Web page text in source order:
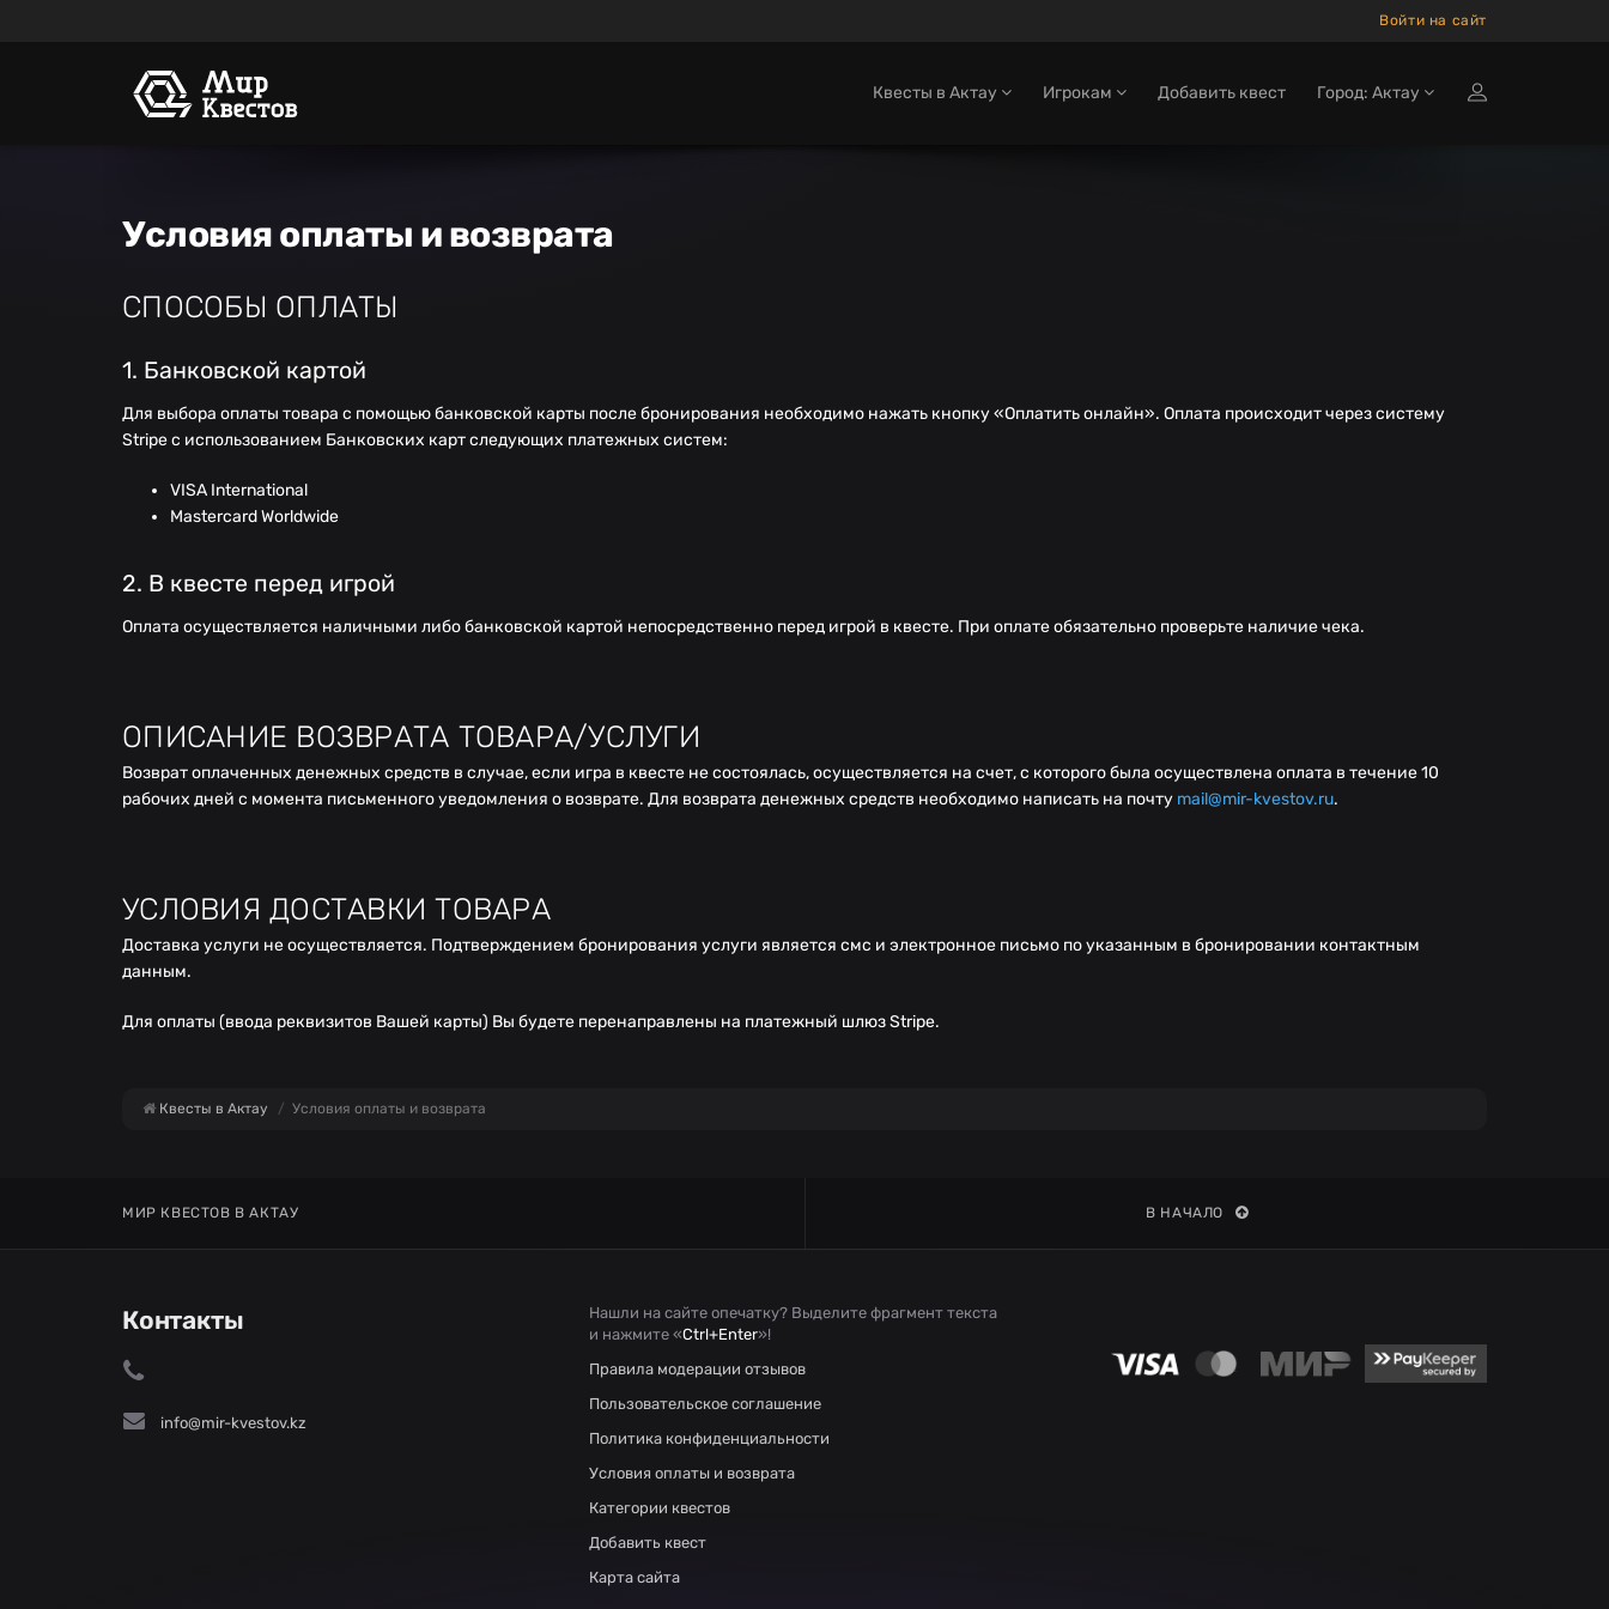
Войти на сайт
Квесты в Актау Игрокам Добавить квест Город: Актау
Условия оплаты и возврата
СПОСОБЫ ОПЛАТЫ
1. Банковской картой
Для выбора оплаты товара с помощью банковской карты после бронирования необходимо нажать кнопку «Оплатить онлайн». Оплата происходит через систему
Stripe с использованием Банковских карт следующих платежных систем:
VISA International
Mastercard Worldwide
2. В квесте перед игрой
Оплата осуществляется наличными либо банковской картой непосредственно перед игрой в квесте. При оплате обязательно проверьте наличие чека.
ОПИСАНИЕ ВОЗВРАТА ТОВАРА/УСЛУГИ
Возврат оплаченных денежных средств в случае, если игра в квесте не состоялась, осуществляется на счет, с которого была осуществлена оплата в течение 10
рабочих дней с момента письменного уведомления о возврате. Для возврата денежных средств необходимо написать на почту mail@mir-kvestov.ru.
УСЛОВИЯ ДОСТАВКИ ТОВАРА
Доставка услуги не осуществляется. Подтверждением бронирования услуги является смс и электронное письмо по указанным в бронировании контактным
данным.
Для оплаты (ввода реквизитов Вашей карты) Вы будете перенаправлены на платежный шлюз Stripe.
Квесты в Актау Условия оплаты и возврата
МИР КВЕСТОВ В АКТАУ В НАЧАЛО
Контакты
info@mir-kvestov.kz
Нашли на сайте опечатку? Выделите фрагмент текста
и нажмите «Ctrl+Enter»!
Правила модерации отзывов
Пользовательское соглашение
Политика конфиденциальности
Условия оплаты и возврата
Категории квестов
Добавить квест
Карта сайта